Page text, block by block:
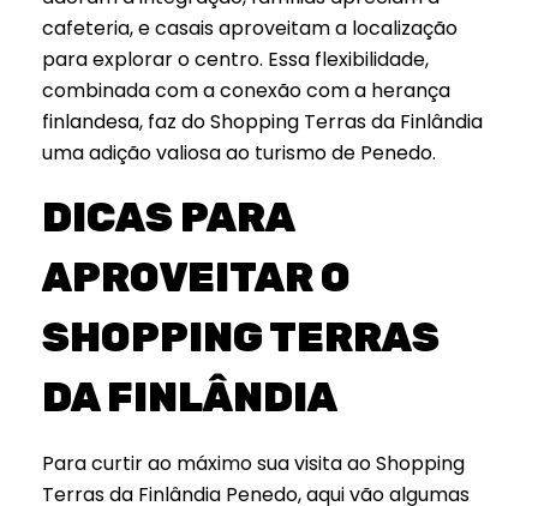
cafeteria, e casais aproveitam a localização
para explorar o centro. Essa flexibilidade,
combinada com a conexão com a herança
finlandesa, faz do Shopping Terras da Finlândia
uma adição valiosa ao turismo de Penedo.
DICAS PARA
APROVEITAR O
SHOPPING TERRAS
DA FINLÂNDIA
Para curtir ao máximo sua visita ao Shopping
Terras da Finlândia Penedo, aqui vão algumas